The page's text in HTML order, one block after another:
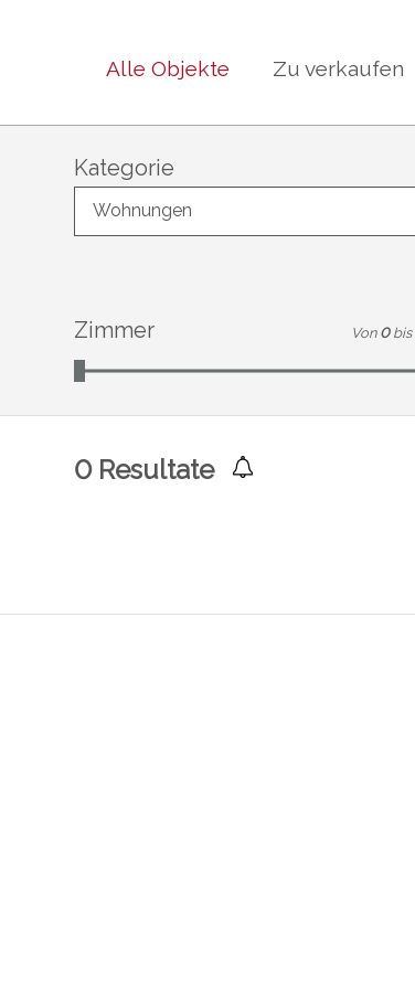
Alle Objekte Zu verkaufen
Kategorie
Wohnungen
Zimmer Von 0 bis
0Resultate